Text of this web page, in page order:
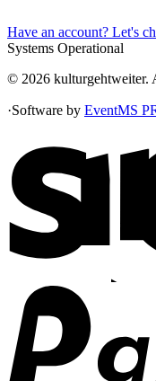
Have an account? Let's
Systems Operational
© 2026 kulturgehtweiter.
·Software by EventMS